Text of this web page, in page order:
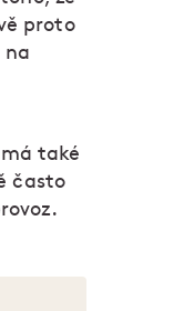
proto
na
má také
často